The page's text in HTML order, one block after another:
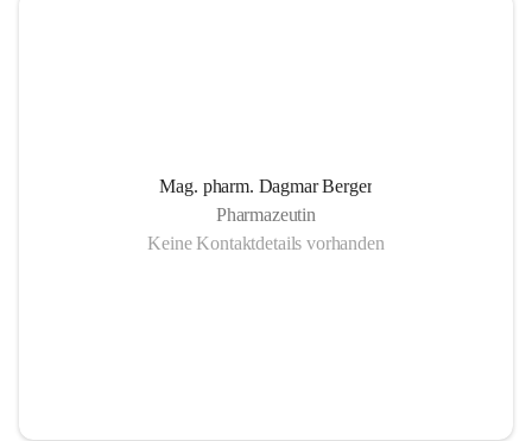
Mag. pharm. Dagmar Berger
Pharmazeutin
Keine Kontaktdetails vorhanden